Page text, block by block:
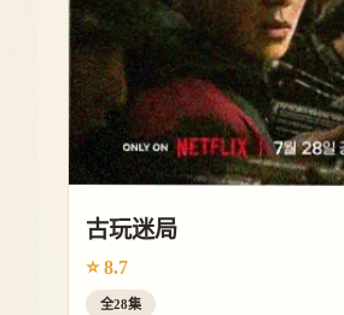
古玩迷局
⭐ 8.7
全28集